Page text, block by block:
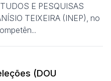
E PESQUISAS
TEIXEIRA (INEP), no
(DOU